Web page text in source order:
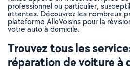
professionnel ou particulier,
attentes. Découvrez les nombreux
plateforme AlloVoisins pour la
votre auto à domicile.
Trouvez tous les
réparation de voiture à